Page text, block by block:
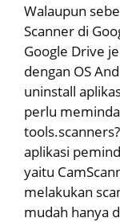
Walaupun
Scanner di
Google Drive
dengan OS
uninstall
perlu
aplikasi
yaitu
melakukan
mudah hanya